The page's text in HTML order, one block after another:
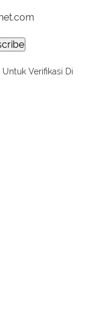
Verifikasi Di